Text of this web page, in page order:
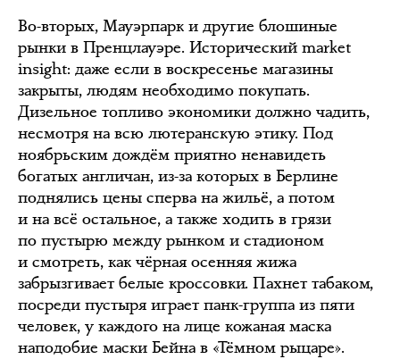
Во-вторых, Мауэрпарк и другие блошиные
рынки в Пренцлауэре. Исторический market
insight: даже если в воскресенье магазины
закрыты, людям необходимо покупать.
Дизельное топливо экономики должно чадить,
несмотря на всю лютеранскую этику. Под
ноябрьским дождём приятно ненавидеть
богатых англичан, из-за которых в Берлине
поднялись цены сперва на жильё, а потом
и на всё остальное, а также ходить в грязи
по пустырю между рынком и стадионом
и смотреть, как чёрная осенняя жижа
забрызгивает белые кроссовки. Пахнет табаком,
посреди пустыря играет панк-группа из пяти
человек, у каждого на лице кожаная маска
наподобие маски Бейна в «Тёмном рыцаре».